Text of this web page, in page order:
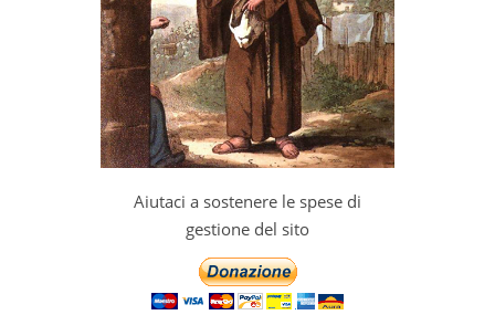
Aiutaci a sostenere le spese di
gestione del sito